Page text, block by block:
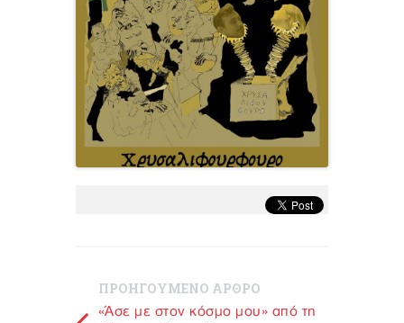
ΠΡΟΗΓΟΥΜΕΝΟ ΑΡΘΡΟ
«Άσε με στον κόσμο μου» από τη